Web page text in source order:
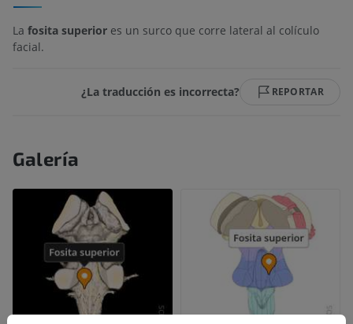
La fosita superior es un surco que corre lateral al colículo
facial.
¿La traducción es incorrecta? REPORTAR
Galería